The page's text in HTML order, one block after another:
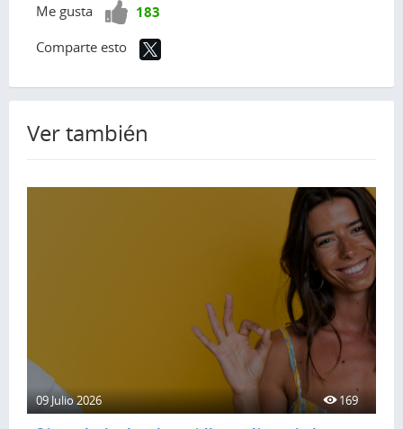
Me gusta
¡Vota183
Comparte esto
Ver también
09 Julio 2026 169